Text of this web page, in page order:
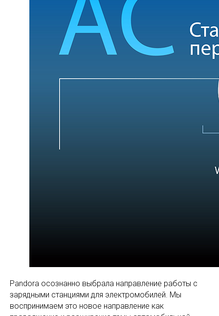
Pandora осознанно выбрала направление работы с
зарядными станциями для электромобилей. Мы
воспринимаем это новое направление как